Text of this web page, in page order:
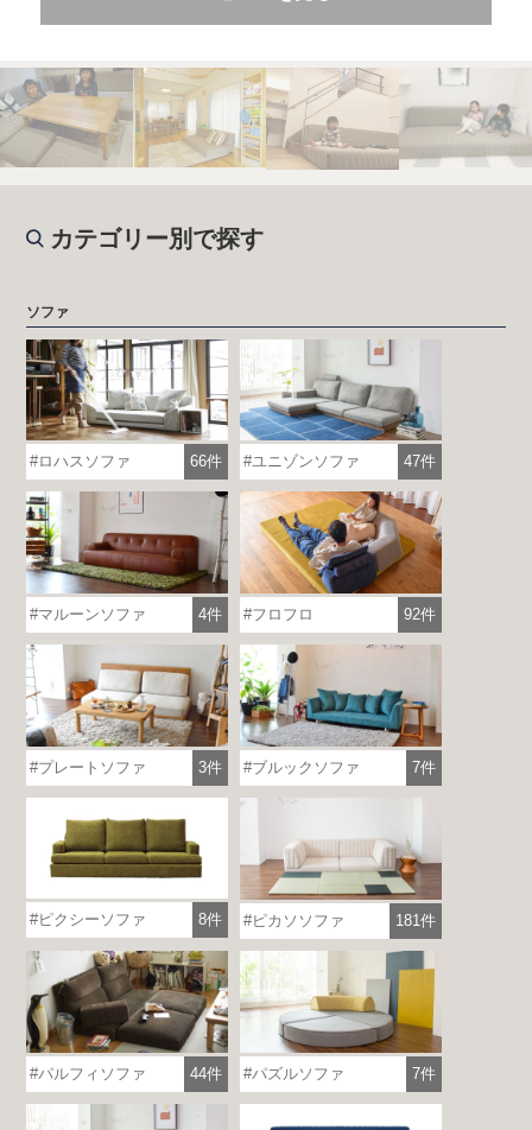
カテゴリー別で探す
ソファ
ロハスソファ 66件 ユニゾンソファ 47件
マルーンソファ 4件 フロフロ 92件
プレートソファ 3件 ブルックソファ 7件
ピクシーソファ 8件 ピカソソファ 181件
パルフィソファ 44件 パズルソファ 7件